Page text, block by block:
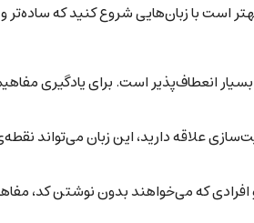
است با زبان‌هایی شروع کنید که
بسیار انعطاف‌پذیر است. برای یادگیری
علاقه دارید، این زبان می‌تواند
افرادی که می‌خواهند بدون نوشتن کد،